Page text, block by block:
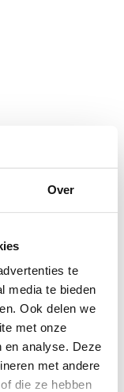
Over
te
media te bieden
Ook delen we
met onze
en analyse. Deze
met andere
die ze hebben
occurred while
for more